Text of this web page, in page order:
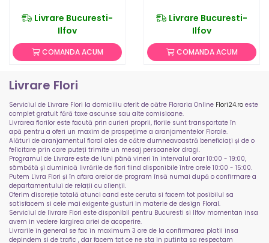
Livrare Bucuresti-
Ilfov
COMANDA ACUM
Livrare Bucuresti-
Ilfov
COMANDA ACUM
Livrare Flori
Serviciul de Livrare Flori la domiciliu oferit de către Floraria Online Flori24.ro este
complet gratuit fără taxe ascunse sau alte comisioane.
Livrarea florilor este facută prin curieri proprii, florile sunt transportate în
apă pentru a oferi un maxim de prospețime a aranjamentelor Florale.
Alături de aranjamentul floral ales de către dumneavoastră beneficiați și de o
felicitare prin care puteți trimite un mesaj persoanelor dragi.
Programul de Livrare este de luni până vineri în intervalul orar 10:00 - 19:00,
sâmbătă și duminică livrările de flori fiind disponibile între orele 10:00 - 15:00.
Putem Livra Flori și în afara orelor de program însă numai după o confirmare a
departamentului de relații cu clienții.
Oferim discreție totală atunci cand este ceruta si facem tot posibilul sa
satisfacem si cele mai exigente gusturi in materie de design Floral.
Serviciul de livrare Flori este disponibil pentru Bucuresti si Ilfov momentan insa
avem in vedere largirea ariei de acoperire.
Livrarile in general se fac in maximum 3 ore de la confirmarea platii insa
depindem si de trafic , dar facem tot ce ne sta in putinta sa respectam